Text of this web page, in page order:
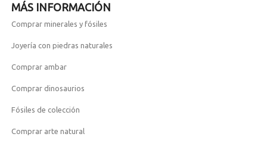
MÁS INFORMACIÓN
Comprar minerales y fósiles
Joyería con piedras naturales
Comprar ambar
Comprar dinosaurios
Fósiles de colección
Comprar arte natural